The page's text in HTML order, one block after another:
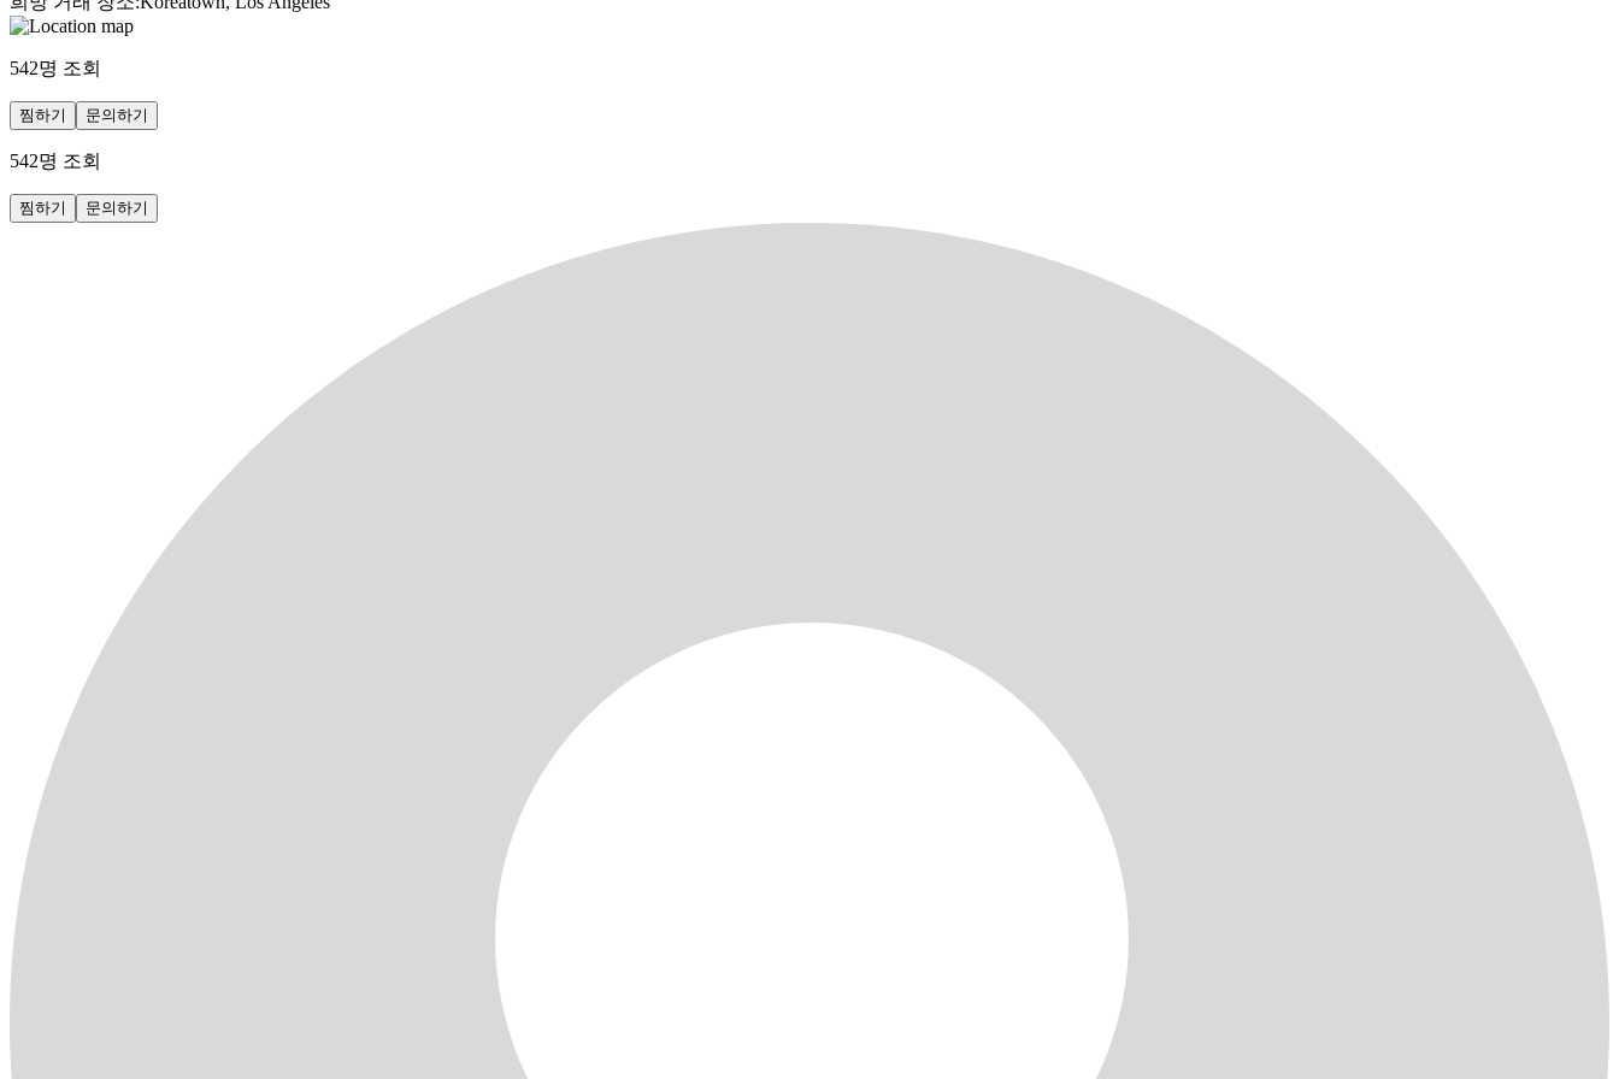
542명 조회
찜하기 문의하기
542명 조회
찜하기 문의하기